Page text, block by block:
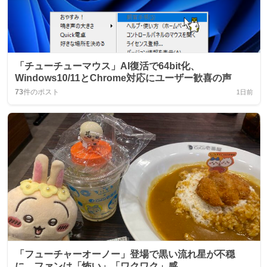
「チューチューマウス」AI復活で64bit化、
Windows10/11とChrome対応にユーザー歓喜の声
73件のポスト 1日前
「フューチャーオーノー」登場で黒い流れ星が不穏